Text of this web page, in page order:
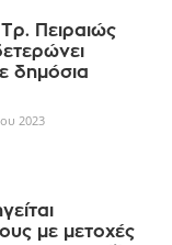
Πειραιώς
δημόσια
2023
με μετοχές